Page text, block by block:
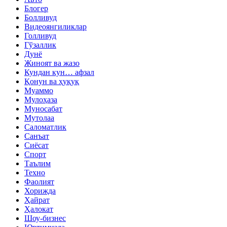
Блогер
Болливуд
Видеоянгиликлар
Голливуд
Гўзаллик
Дунё
Жиноят ва жазо
Кундан кун… афзал
Қонун ва ҳуқуқ
Муаммо
Мулоҳаза
Муносабат
Мутолаа
Саломатлик
Санъат
Сиёсат
Спорт
Таълим
Техно
Фаолият
Хорижда
Ҳайрат
Ҳалокат
Шоу-бизнес